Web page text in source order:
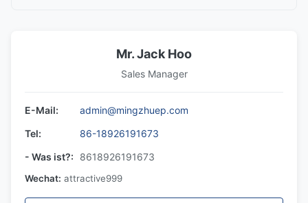
Mr. Jack Hoo
Sales Manager
E-Mail:
admin@mingzhuep.com
Tel:
86-18926191673
- Was ist?:
8618926191673
Wechat: attractive999